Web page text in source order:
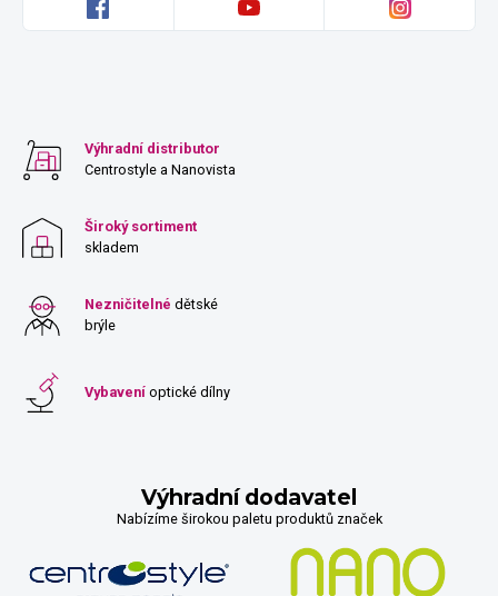
Výhradní distributor
Centrostyle a Nanovista
Široký sortiment
skladem
Nezničitelné dětské
brýle
Vybavení optické dílny
Výhradní dodavatel
Nabízíme širokou paletu produktů značek